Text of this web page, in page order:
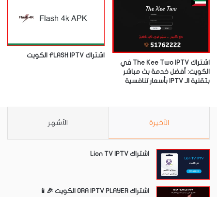
اشتراك The Kee Two IPTV في
الكويت: أفضل خدمة بث مباشر
بتقنية الـ IPTV بأسعار تنافسية
اشتراك FLASH IPTV الكويت
الأخيرة الأشهر
اشتراك Lion TV IPTV
اشتراك ORA IPTV PLAYER الكويت 🎉📱